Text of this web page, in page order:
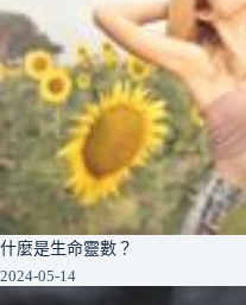
什麼是生命靈數？
2024-05-14